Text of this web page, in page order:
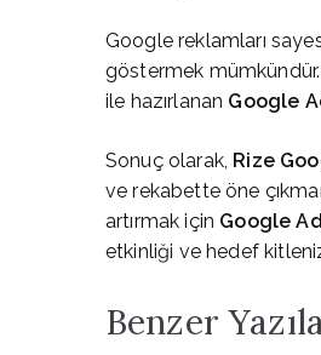
Google reklamları
göstermek
ile hazırlanan Google
Sonuç olarak, Rize
ve rekabette öne
artırmak için Google
etkinliği ve hedef
Benzer